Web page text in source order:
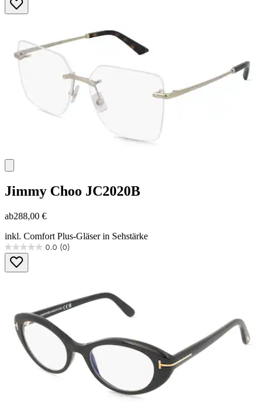
Sternen.
Jimmy Choo JC2020B
ab288,00 €
inkl. Comfort Plus-Gläser in Sehstärke
0.0 (0)
0.0
von
5